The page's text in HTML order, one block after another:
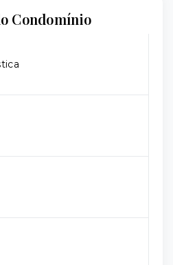
Condomínio